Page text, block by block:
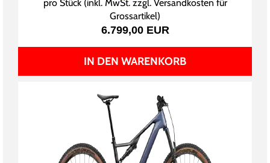
pro Stück (inkl. MwSt. zzgl. Versandkosten für
Grossartikel)
6.799,00 EUR
IN DEN WARENKORB